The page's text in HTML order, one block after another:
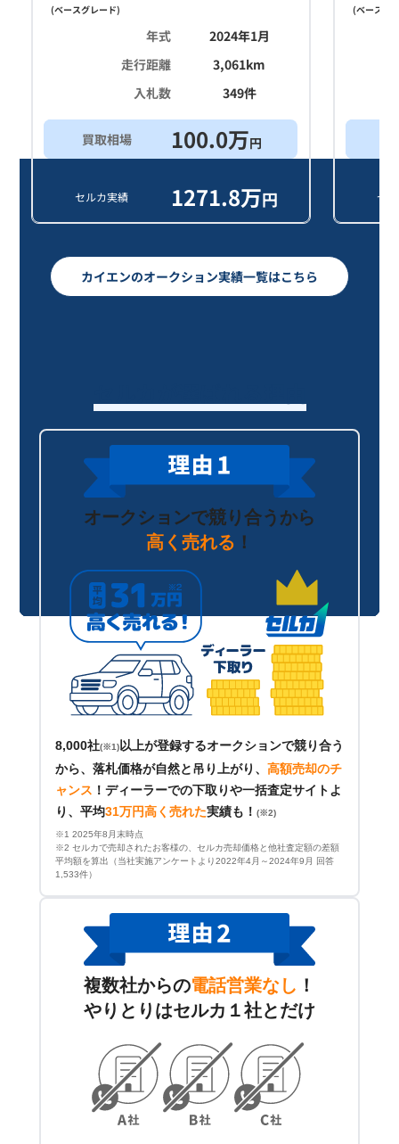
(ベースグレード)
年式
2024年1月
走行距離
3,061km
入札数
349件
買取相場 100.0万円
セルカ実績 1271.8万円
(ベースグ
セ
カイエンのオークション実績一覧はこちら
オークションで競り合うから
高く売れる ！
8,000社(※1) 以上が登録するオークションで競り合う
から、落札価格が自然と吊り上がり、 高額売却のチ
ャンス ！ ディーラーでの下取りや一括査定サイトよ
り、平均31万円高く売れた実績も！ (※2)
※1 2025年8月末時点
※2 セルカで売却されたお客様の、セルカ売却価格と他社査定額の差額
平均額を算出（当社実施アンケートより2022年4月～2024年9月 回答
1,533件）
複数社からの電話営業なし ！
やりとりはセルカ１社とだけ